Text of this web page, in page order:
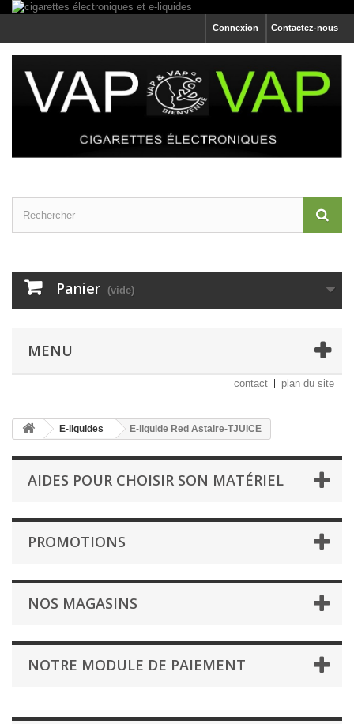
Contactez-nous
Connexion
Panier (vide)
MENU
contact plan du site
E-liquides E-liquide Red Astaire-TJUICE
AIDES POUR CHOISIR SON MATÉRIEL
PROMOTIONS
NOS MAGASINS
NOTRE MODULE DE PAIEMENT